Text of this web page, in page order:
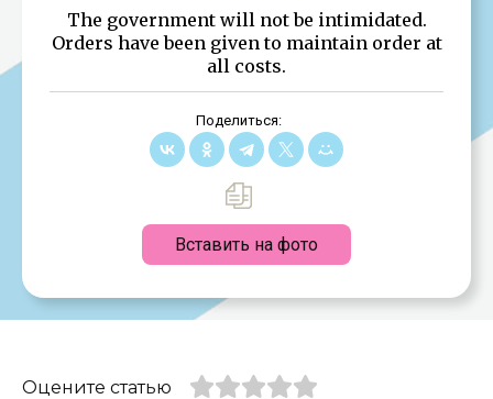
The government will not be intimidated.
Orders have been given to maintain order at
all costs.
Поделиться:
Вставить на фото
Оцените статью